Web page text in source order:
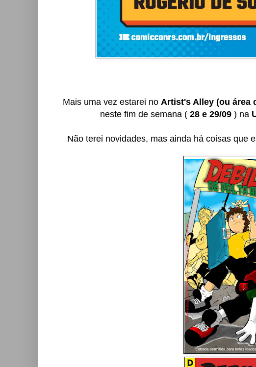
Mais uma vez estarei no Artist's Alley (ou área
neste fim de semana ( 28 e 29/09 ) na
Não terei novidades, mas ainda há coisas que